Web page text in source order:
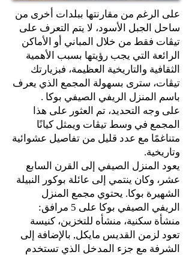
على الرغم من مقارنتها ببلدات أخرى من
ساحل الجبل الأسود، لا يتم التعرف على
تيڤات فقط من خلال المباني أو الأماكن
الرائعة التي يجب رؤيتها بسبب الأهمية
الثقافية والتاريخية العظيمة، فبزيارتك
تيڤات، سترى بسهولة المجمع الذي يعرف
باسم المنزل الريفي الصيفي بوكا .
على وجه التحديد، تم العثور على هذا
المجمع في وسط تيڤات ويمثل كيانًا
متناغمًا مع عدد قليل من تفاصيل عشوائية
وتاريخية.
يعود المنزل الصيفي إلى القرن السابع
عشر، وكان ينتمي إلى عائلة بوكور النبيلة
الشهيرة بوكا. يحتوي مجمع المنزل
الريفي الصيفي بوكا على 5 مرافق:
منشأة سكنية، منشأه للتخزين، كنيسة
تعود لزمن القديس مايكل, بالإضافة إلى
الشرفة مع جزء المدخل الذي تستخدم